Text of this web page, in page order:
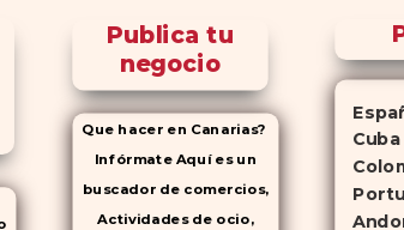
Publica tu
negocio
Que hacer en Canarias?
Infórmate Aquí es un
buscador de comercios,
Actividades de ocio,
Cuba